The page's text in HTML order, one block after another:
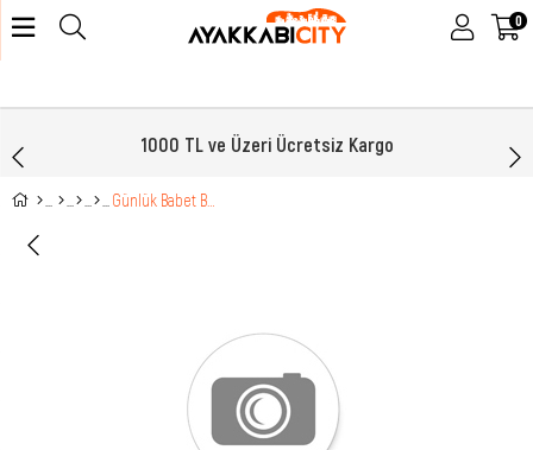
0
1000 TL ve Üzeri Ücretsiz Kargo